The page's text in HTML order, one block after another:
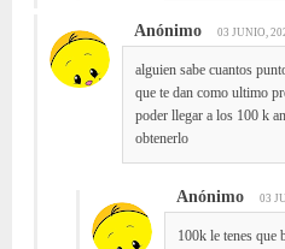
Anónimo 03 JUNIO,
alguien sabe cuantos
que te dan como ultimo
poder llegar a los 100 k
obtenerlo
Anónimo 03
100k le tenes que